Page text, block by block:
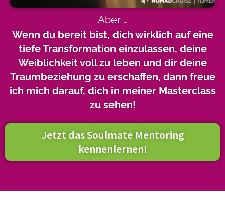
Aber …
Wenn du bereit bist, dich wirklich auf eine
tiefe Transformation einzulassen, deine
Weiblichkeit voll zu leben und dir deine
Traumbeziehung zu erschaffen, dann freue
ich mich darauf, dich in meiner Masterclass
zu sehen!
Jetzt das Soulmate Mentoring
kennenlernen!